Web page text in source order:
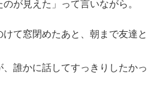
のが見えた」って言いながら。
て窓閉めたあと、朝まで友達と
誰かに話してすっきりしたかっ